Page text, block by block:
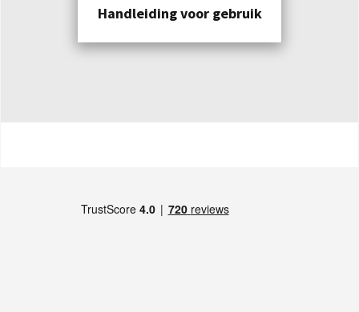
Handleiding voor gebruik